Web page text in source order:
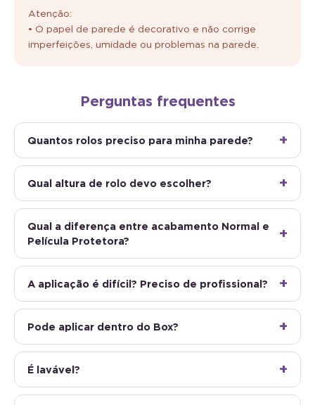
Atenção:
• O papel de parede é decorativo e não corrige
imperfeições, umidade ou problemas na parede.
Perguntas frequentes
Quantos rolos preciso para minha parede?
Qual altura de rolo devo escolher?
Qual a diferença entre acabamento Normal e
Película Protetora?
A aplicação é difícil? Preciso de profissional?
Pode aplicar dentro do Box?
É lavável?